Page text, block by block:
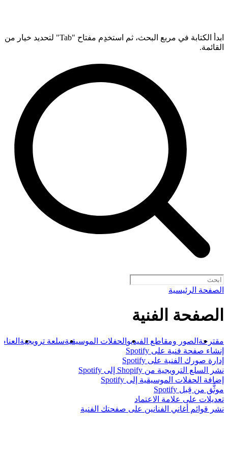
ابدأ الكتابة في مربع البحث، ثم استخدِم مفتاح "Tab" لتحديد خيار من
القائمة.
الصفحة الرئيسية
الصفحة الفنية
مقترحة الصور ومقاطع الفيديو الحفلات الموسيقيةسلعة ترويجية
إنشاء صفحة فنية على Spotify
إدارة صورك الفنية على Spotify
نشر السلع الترويجية من Shopify إلى Spotify
إضافة الحفلات الموسيقية إلى Spotify
موثَّق من قِبل Spotify
تعديلات على علامة الاعتماد
نشر قوائم أغاني الفنانين على صفحتك الفنية